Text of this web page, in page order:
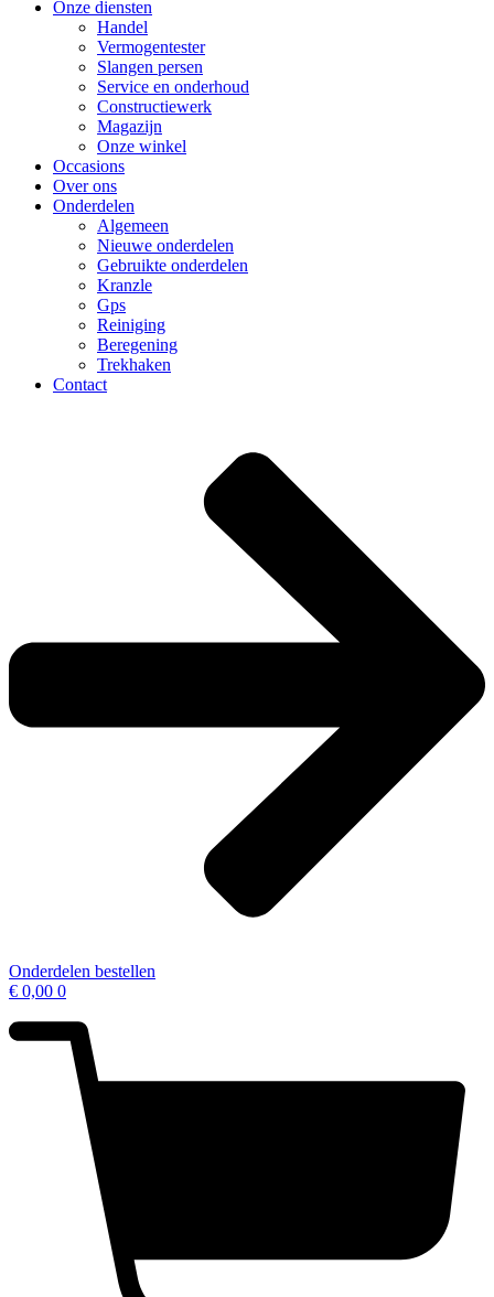
Onze diensten
Handel
Vermogentester
Slangen persen
Service en onderhoud
Constructiewerk
Magazijn
Onze winkel
Occasions
Over ons
Onderdelen
Algemeen
Nieuwe onderdelen
Gebruikte onderdelen
Kranzle
Gps
Reiniging
Beregening
Trekhaken
Contact
Onderdelen bestellen
€ 0,00 0